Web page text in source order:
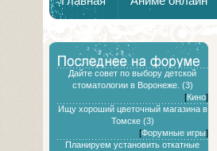
Дайте совет по выбору детской
стоматологии в Воронеже. (3)
[Кино]
Ищу хороший цветочный магазина в
Томске (3)
[Форумные игры]
Планируем установить откатные